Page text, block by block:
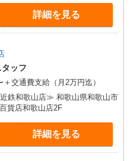
広島店／博多阪急店／天神ソラ
月）も同条件 【手当】固
手当／店舗職制手当／住宅手当
の場合のみ別途支給）※入社時
は面接時にお尋ねください。 ＼
ンペーン実施中！／※詳細は備
詳細を見る
ッフ
＋交通費支給（月2万円迄）
鉄和歌山店≫ 和歌山県和歌山市
貨店和歌山店2F
詳細を見る